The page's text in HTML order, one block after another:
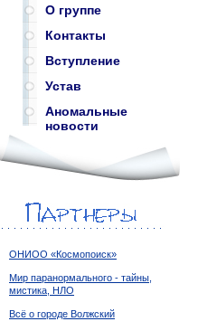
О группе
Контакты
Вступление
Устав
Аномальные
новости
ОНИОО «Космопоиск»
Мир паранормального - тайны,
мистика, НЛО
Всё о городе Волжский